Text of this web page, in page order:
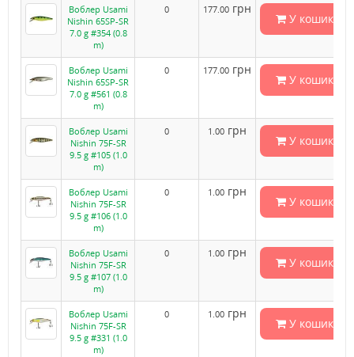
Воблер Usami
Nishin 65SP-SR
7.0 g #354 (0.8
m)
0 177.00 грн
У кошик
Воблер Usami
Nishin 65SP-SR
7.0 g #561 (0.8
m)
0 177.00 грн
У кошик
Воблер Usami
Nishin 75F-SR
9.5 g #105 (1.0
m)
0 1.00 грн
У кошик
Воблер Usami
Nishin 75F-SR
9.5 g #106 (1.0
m)
0 1.00 грн
У кошик
Воблер Usami
Nishin 75F-SR
9.5 g #107 (1.0
m)
0 1.00 грн
У кошик
Воблер Usami
Nishin 75F-SR
9.5 g #331 (1.0
m)
0 1.00 грн
У кошик